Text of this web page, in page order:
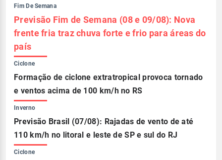
Fim De Semana
Previsão Fim de Semana (08 e 09/08): Nova
frente fria traz chuva forte e frio para áreas do
país
Ciclone
Formação de ciclone extratropical provoca tornado
e ventos acima de 100 km/h no RS
Inverno
Previsão Brasil (07/08): Rajadas de vento de até
110 km/h no litoral e leste de SP e sul do RJ
Ciclone